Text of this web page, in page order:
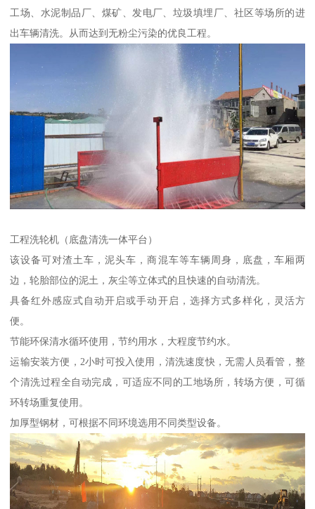
工场、水泥制品厂、煤矿、发电厂、垃圾填埋厂、社区等场所的进
出车辆清洗。从而达到无粉尘污染的优良工程。
工程洗轮机（底盘清洗一体平台）
该设备可对渣土车，泥头车，商混车等车辆周身，底盘，车厢两
边，轮胎部位的泥土，灰尘等立体式的且快速的自动清洗。
具备红外感应式自动开启或手动开启，选择方式多样化，灵活方
便。
节能环保清水循环使用，节约用水，大程度节约水。
运输安装方便，2小时可投入使用，清洗速度快，无需人员看管，整
个清洗过程全自动完成，可适应不同的工地场所，转场方便，可循
环转场重复使用。
加厚型钢材，可根据不同环境选用不同类型设备。